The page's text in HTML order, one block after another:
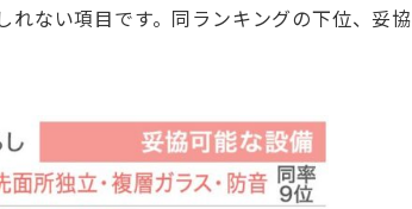
ない項目です。同ランキングの下位、妥協